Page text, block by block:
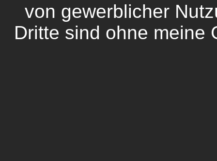
von gewerblicher
Dritte sind ohne meine